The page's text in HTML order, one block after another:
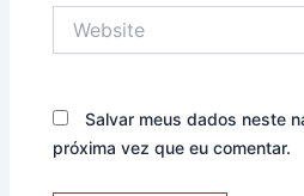
Salvar meus dados neste
próxima vez que eu comentar.